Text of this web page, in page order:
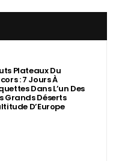
Plateaux Du
: 7 Jours À
Dans L’un Des
Grands Déserts
D’Europe